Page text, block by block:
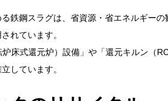
鉄鋼スラグは、省資源・省エネルギー
れています。
床式還元炉）設備」や「還元キルン（
しています。